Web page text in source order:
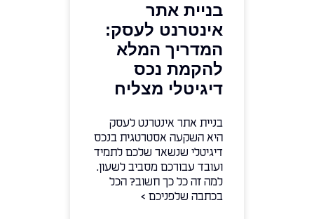
בניית אתר
אינטרנט לעסק:
המדריך המלא
להקמת נכס
דיגיטלי מצליח
בניית אתר אינטרנט לעסק
היא השקעה אסטרטגית בנכס
דיגיטלי שנשאר שלכם לתמיד
ועובד עבורכם מסביב לשעון.
למה זה כל כך חשוב? הכל
בכתבה שלפניכם >